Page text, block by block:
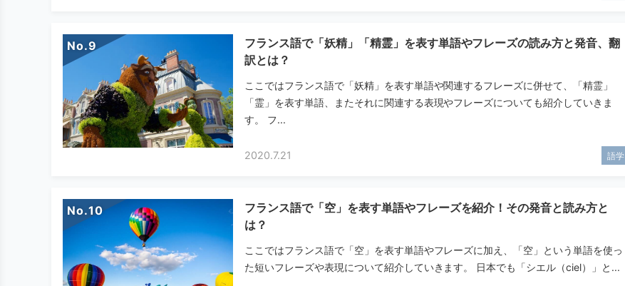
No.
フランス語で「妖精」「精霊」を表す単語やフレーズの読み方と発音、翻
訳とは？
ここではフランス語で「妖精」を表す単語や関連するフレーズに併せて、「精霊」
「霊」を表す単語、またそれに関連する表現やフレーズについても紹介していきま
す。 フ...
2020.7.21 語学
No.
フランス語で「空」を表す単語やフレーズを紹介！その発音と読み方と
は？
ここではフランス語で「空」を表す単語やフレーズに加え、「空」という単語を使っ
た短いフレーズや表現について紹介していきます。 日本でも「シエル（ciel）」と...